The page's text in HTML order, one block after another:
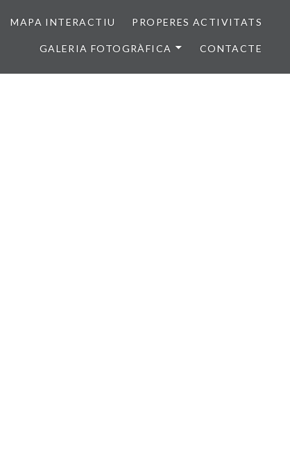
MAPA INTERACTIU PROPERES ACTIVITATS
GALERIA FOTOGRÀFICA CONTACTE